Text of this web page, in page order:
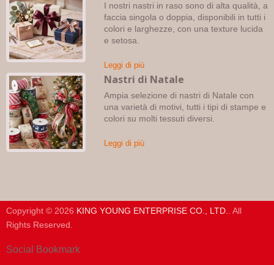
I nostri nastri in raso sono di alta qualità, a
faccia singola o doppia, disponibili in tutti i
colori e larghezze, con una texture lucida
e setosa.
Leggi di più
Nastri di Natale
Ampia selezione di nastri di Natale con
una varietà di motivi, tutti i tipi di stampe e
colori su molti tessuti diversi.
Leggi di più
Copyright © 2026 KING YOUNG ENTERPRISE CO., LTD.
. All
Rights Reserved.
Social Bookmark